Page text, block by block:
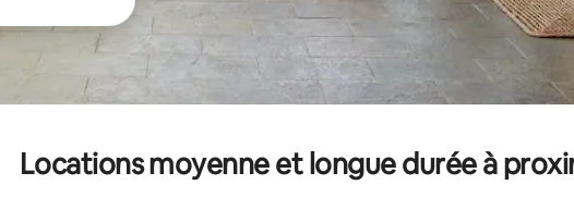
Locations moyenne et longue durée à